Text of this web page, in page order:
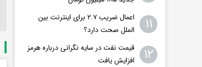
۱۱
اعمال ضریب ۲.۷ برای اینترنت بین
الملل صحت دارد؟
۱۲
قیمت نفت در سایه نگرانی درباره هرمز
افزایش یافت